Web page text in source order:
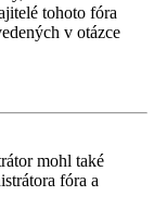
tohoto fóra
v otázce
mohl také
fóra a